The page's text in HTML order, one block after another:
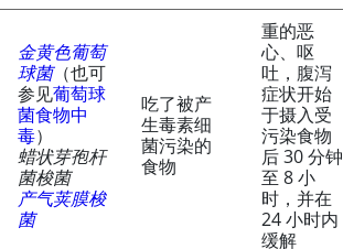
金黄色葡萄
球菌（也可
参见葡萄球
菌食物中
毒）
蜡状芽孢杆
菌梭菌
产气荚膜梭
菌
吃了被产
生毒素细
菌污染的
食物
重的恶
心、呕
吐，腹泻
症状开始
于摄入受
污染食物
后 30 分钟
至 8 小
时，并在
24 小时内
缓解